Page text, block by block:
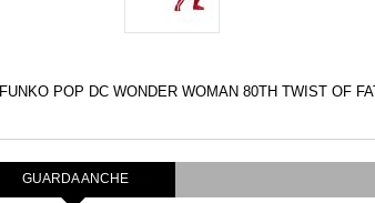
FUNKO POP DC WONDER WOMAN 80TH TWIST OF
GUARDA ANCHE